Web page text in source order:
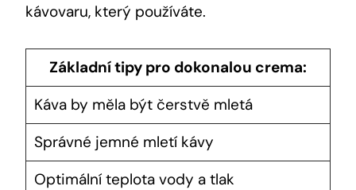
kávovaru, který používáte.
Základní tipy pro dokonalou crema:
Káva by měla být čerstvě mletá
Správné jemné mletí kávy
Optimální teplota vody a tlak